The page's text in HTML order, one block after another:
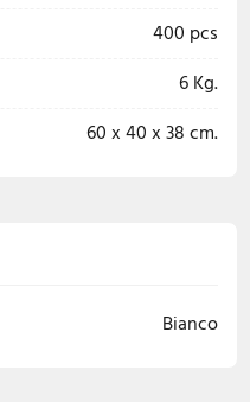
400 pcs
6 Kg.
60 x 40 x 38 cm.
Bianco